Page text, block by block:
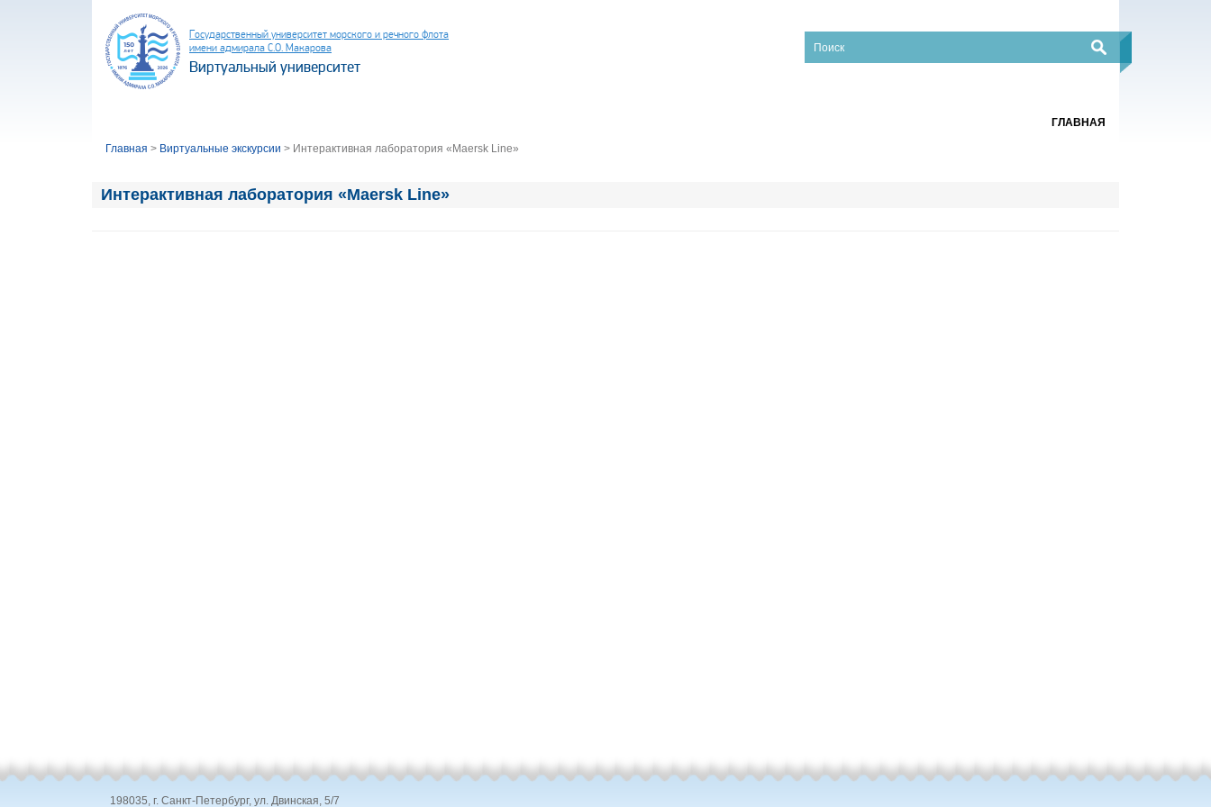
Государственный университет морского и речного флота
имени адмирала С.О. Макарова
Виртуальный университет
ГЛАВНАЯ
Главная > Виртуальные экскурсии > Интерактивная лаборатория «Maersk Line»
Интерактивная лаборатория «Maersk Line»
198035, г. Санкт-Петербург, ул. Двинская, 5/7